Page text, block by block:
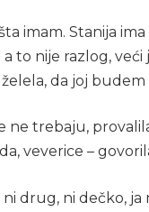
imam. Stanija
to nije razlog,
da joj budem
ne trebaju,
veverice –
drug, ni dečko,